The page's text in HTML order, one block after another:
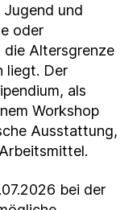
Jugend und
oder
die Altersgrenze
liegt. Der
als
Workshop
Ausstattung,
bei der